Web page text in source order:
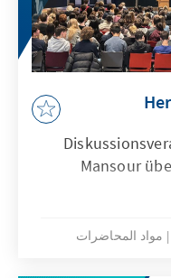
Mansour
مواد المحاضرات